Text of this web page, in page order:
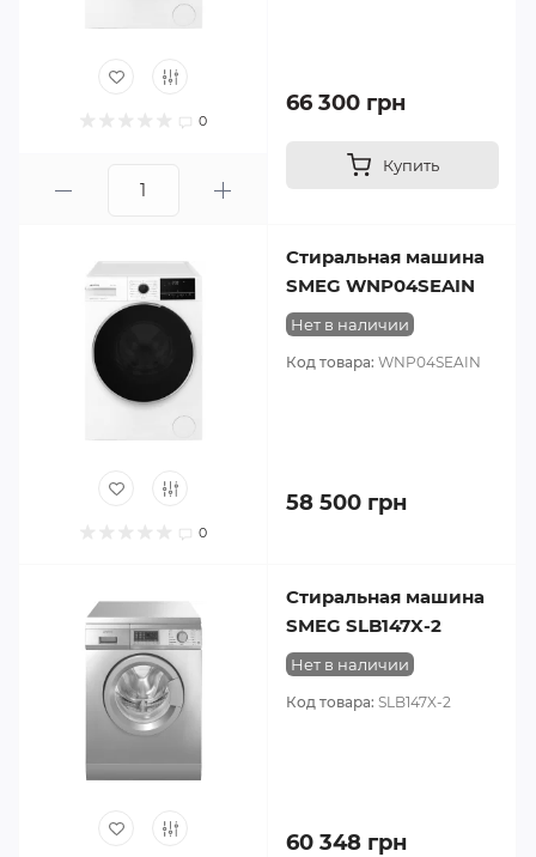
0
66 300 грн
Купить
0
Стиральная машина
SMEG WNP04SEAIN
Нет в наличии
Код товара: WNP04SEAIN
58 500 грн
Стиральная машина
SMEG SLB147X-2
Нет в наличии
Код товара: SLB147X-2
60 348 грн